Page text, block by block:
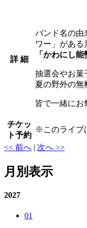
詳 細
バンド名の由
ワー」がある
「かわにし能
抽選会やお菓
夏の野外の無
皆で一緒にお
チケッ
ト予約
※ このライブ
<< 前へ | 次へ >>
月別表示
2027
01